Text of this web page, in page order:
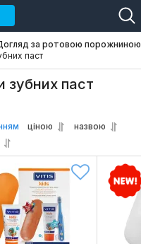
за ротовою порожниною
паст
зубних паст
ціною
назвою